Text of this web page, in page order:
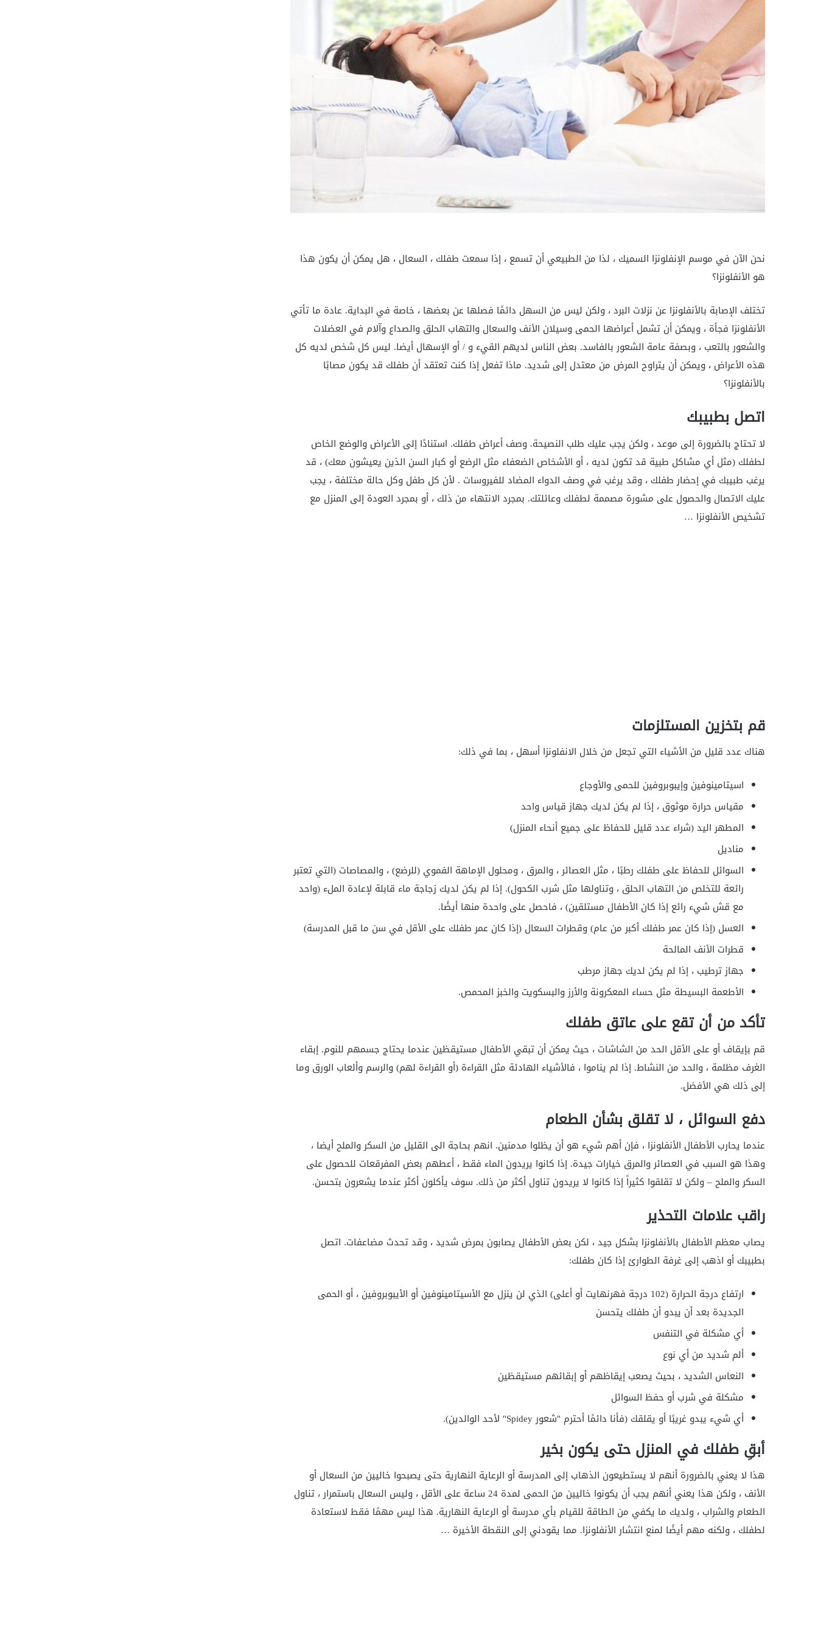
نحن الآن في موسم الإنفلونزا السميك ، لذا من الطبيعي أن تسمع ، إذا سمعت طفلك ، السعال ، هل يمكن أن يكون هذا
هو الأنفلونزا؟
تختلف الإصابة بالأنفلونزا عن نزلات البرد ، ولكن ليس من السهل دائمًا فصلها عن بعضها ، خاصة في البداية. عادة ما تأتي
الأنفلونزا فجأة ، ويمكن أن تشمل أعراضها الحمى وسيلان الأنف والسعال والتهاب الحلق والصداع وآلام في العضلات
والشعور بالتعب ، وبصفة عامة الشعور بالفاسد. بعض الناس لديهم القيء و / أو الإسهال أيضا. ليس كل شخص لديه كل
هذه الأعراض ، ويمكن أن يتراوح المرض من معتدل إلى شديد. ماذا تفعل إذا كنت تعتقد أن طفلك قد يكون مصابًا
بالأنفلونزا؟
اتصل بطبيبك
لا تحتاج بالضرورة إلى موعد ، ولكن يجب عليك طلب النصيحة. وصف أعراض طفلك. استنادًا إلى الأعراض والوضع الخاص
لطفلك (مثل أي مشاكل طبية قد تكون لديه ، أو الأشخاص الضعفاء مثل الرضع أو كبار السن الذين يعيشون معك) ، قد
يرغب طبيبك في إحضار طفلك ، وقد يرغب في وصف الدواء المضاد للفيروسات . لأن كل طفل وكل حالة مختلفة ، يجب
عليك الاتصال والحصول على مشورة مصممة لطفلك وعائلتك. بمجرد الانتهاء من ذلك ، أو بمجرد العودة إلى المنزل مع
تشخيص الأنفلونزا …
قم بتخزين المستلزمات
هناك عدد قليل من الأشياء التي تجعل من خلال الانفلونزا أسهل ، بما في ذلك:
اسيتامينوفين وإيبوبروفين للحمى والأوجاع
مقياس حرارة موثوق ، إذا لم يكن لديك جهاز قياس واحد
المطهر اليد (شراء عدد قليل للحفاظ على جميع أنحاء المنزل)
مناديل
السوائل للحفاظ على طفلك رطبًا ، مثل العصائر ، والمرق ، ومحلول الإماهة الفموي (للرضع) ، والمصاصات (التي تعتبر
رائعة للتخلص من التهاب الحلق ، وتناولها مثل شرب الكحول). إذا لم يكن لديك زجاجة ماء قابلة لإعادة الملء (واحد
مع قش شيء رائع إذا كان الأطفال مستلقين) ، فاحصل على واحدة منها أيضًا.
العسل (إذا كان عمر طفلك أكبر من عام) وقطرات السعال (إذا كان عمر طفلك على الأقل في سن ما قبل المدرسة)
قطرات الأنف المالحة
جهاز ترطيب ، إذا لم يكن لديك جهاز مرطب
الأطعمة البسيطة مثل حساء المعكرونة والأرز والبسكويت والخبز المحمص.
تأكد من أن تقع على عاتق طفلك
قم بإيقاف أو على الأقل الحد من الشاشات ، حيث يمكن أن تبقي الأطفال مستيقظين عندما يحتاج جسمهم للنوم. إبقاء
الغرف مظلمة ، والحد من النشاط. إذا لم يناموا ، فالأشياء الهادئة مثل القراءة (أو القراءة لهم) والرسم وألعاب الورق وما
إلى ذلك هي الأفضل.
دفع السوائل ، لا تقلق بشأن الطعام
عندما يحارب الأطفال الأنفلونزا ، فإن أهم شيء هو أن يظلوا مدمنين. انهم بحاجة الى القليل من السكر والملح أيضا ،
وهذا هو السبب في العصائر والمرق خيارات جيدة. إذا كانوا يريدون الماء فقط ، أعطهم بعض المفرقعات للحصول على
السكر والملح – ولكن لا تقلقوا كثيراً إذا كانوا لا يريدون تناول أكثر من ذلك. سوف يأكلون أكثر عندما يشعرون بتحسن.
راقب علامات التحذير
يصاب معظم الأطفال بالأنفلونزا بشكل جيد ، لكن بعض الأطفال يصابون بمرض شديد ، وقد تحدث مضاعفات. اتصل
بطبيبك أو اذهب إلى غرفة الطوارئ إذا كان طفلك:
ارتفاع درجة الحرارة (102 درجة فهرنهايت أو أعلى) الذي لن ينزل مع الأسيتامينوفين أو الأيبوبروفين ، أو الحمى
الجديدة بعد أن يبدو أن طفلك يتحسن
أي مشكلة في التنفس
ألم شديد من أي نوع
النعاس الشديد ، بحيث يصعب إيقاظهم أو إبقائهم مستيقظين
مشكلة في شرب أو حفظ السوائل
أي شيء يبدو غريبًا أو يقلقك (فأنا دائمًا أحترم "شعور Spidey" لأحد الوالدين).
أبقِ طفلك في المنزل حتى يكون بخير
هذا لا يعني بالضرورة أنهم لا يستطيعون الذهاب إلى المدرسة أو الرعاية النهارية حتى يصبحوا خاليين من السعال أو
الأنف ، ولكن هذا يعني أنهم يجب أن يكونوا خاليين من الحمى لمدة 24 ساعة على الأقل ، وليس السعال باستمرار ، تناول
الطعام والشراب ، ولديك ما يكفي من الطاقة للقيام بأي مدرسة أو الرعاية النهارية. هذا ليس مهمًا فقط لاستعادة
لطفلك ، ولكنه مهم أيضًا لمنع انتشار الأنفلونزا. مما يقودني إلى النقطة الأخيرة …